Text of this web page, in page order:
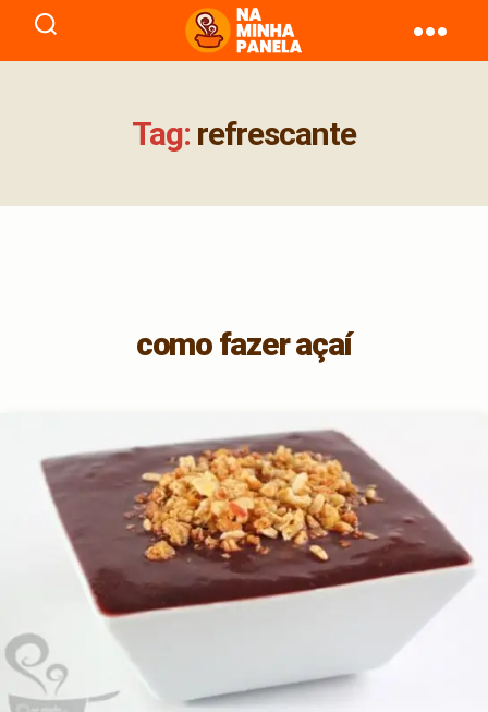
naminhapanela.com
Tag: refrescante
como fazer açaí